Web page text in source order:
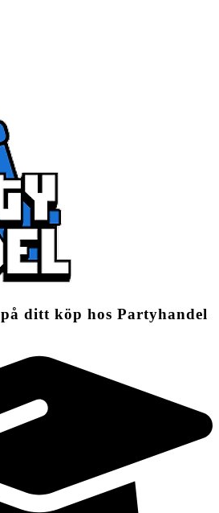
på ditt köp hos Partyhandel